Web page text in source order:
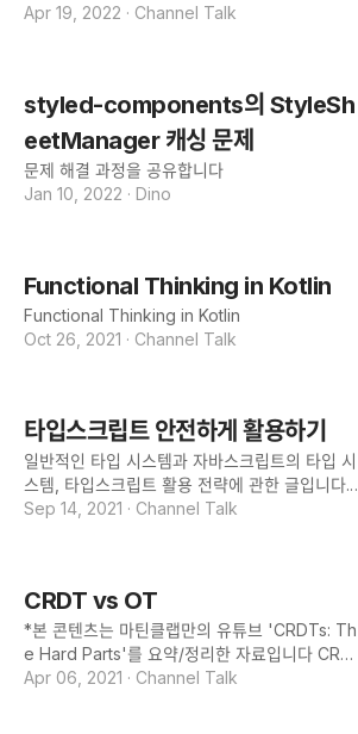
Apr 19, 2022 · Channel Talk
styled-components의 StyleSh
eetManager 캐싱 문제
문제 해결 과정을 공유합니다
Jan 10, 2022 · Dino
Functional Thinking in Kotlin
Functional Thinking in Kotlin
Oct 26, 2021 · Channel Talk
타입스크립트 안전하게 활용하기
일반적인 타입 시스템과 자바스크립트의 타입 시
스템, 타입스크립트 활용 전략에 관한 글입니다. I
ntroduction 타입 시스템 타입 시스템은 전산학
r, operation)이라는 개념이 존재합니다. 언어는
특정 타입을 가지는 값 간의 연산을 정의합니다.
가장 우리에게 친숙한 연산인 사칙연산으로 예를
들어보겠습니다. C에서 +라는 operator는 int와
Sep 14, 2021 · Channel Talk
CRDT vs OT
*본 콘텐츠는 마틴클랩만의 유튜브 'CRDTs: Th
e Hard Parts'를 요약/정리한 자료입니다 CRDT
vs OT CRDT(Conflict-Free-Replicated Data
Apr 06, 2021 · Channel Talk